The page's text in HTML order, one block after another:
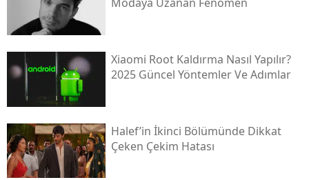
Modaya Uzanan Fenomen
Xiaomi Root Kaldırma Nasıl Yapılır?
2025 Güncel Yöntemler Ve Adımlar
Halef’in İkinci Bölümünde Dikkat
Çeken Çekim Hatası